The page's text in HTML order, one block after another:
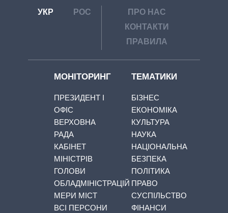
УКР РОС
ПРО НАС
КОНТАКТИ
ПРАВИЛА
МОНІТОРИНГ
ПРЕЗИДЕНТ І
ОФІС
ВЕРХОВНА
РАДА
КАБІНЕТ
МІНІСТРІВ
ГОЛОВИ
ОБЛАДМІНІСТРАЦІЙ
МЕРИ МІСТ
ВСІ ПЕРСОНИ
ТЕМАТИКИ
БІЗНЕС
ЕКОНОМІКА
КУЛЬТУРА
НАУКА
НАЦІОНАЛЬНА
БЕЗПЕКА
ПОЛІТИКА
ПРАВО
СУСПІЛЬСТВО
ФІНАНСИ